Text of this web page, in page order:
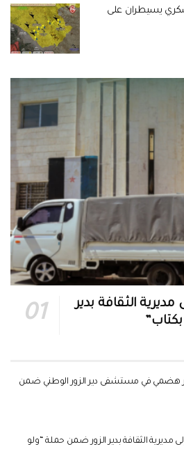
يسيطران على
إلى مديرية الثقافة بدير
تنظير هضمي في مستشفى دير الزور الوطني ضمن
إلى مديرية الثقافة بدير الزور ضمن حملة “ولو